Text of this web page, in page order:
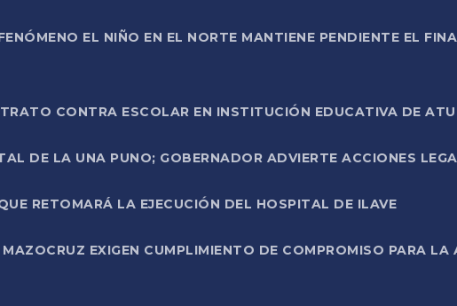
EL NIÑO EN EL NORTE MANTIENE PENDIENTE EL
CONTRA ESCOLAR EN INSTITUCIÓN EDUCATIVA DE
DE LA UNA PUNO; GOBERNADOR ADVIERTE ACCIONES
RETOMARÁ LA EJECUCIÓN DEL HOSPITAL DE ILAVE
EXIGEN CUMPLIMIENTO DE COMPROMISO PARA